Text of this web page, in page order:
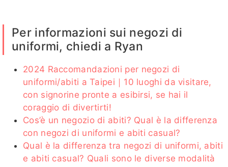
Per informazioni sui negozi di
uniformi, chiedi a Ryan
2024 Raccomandazioni per negozi di
uniformi/abiti a Taipei｜10 luoghi da visitare,
con signorine pronte a esibirsi, se hai il
coraggio di divertirti!
Cos’è un negozio di abiti? Qual è la differenza
con negozi di uniformi e abiti casual?
Qual è la differenza tra negozi di uniformi, abiti
e abiti casual? Quali sono le diverse modalità